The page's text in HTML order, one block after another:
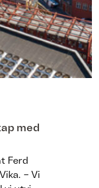
med
Ferd
– Vi